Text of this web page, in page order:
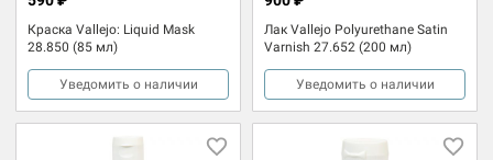
Краска Vallejo: Liquid Mask
28.850 (85 мл)
Уведомить о наличии
Лак Vallejo Polyurethane Satin
Varnish 27.652 (200 мл)
Уведомить о наличии